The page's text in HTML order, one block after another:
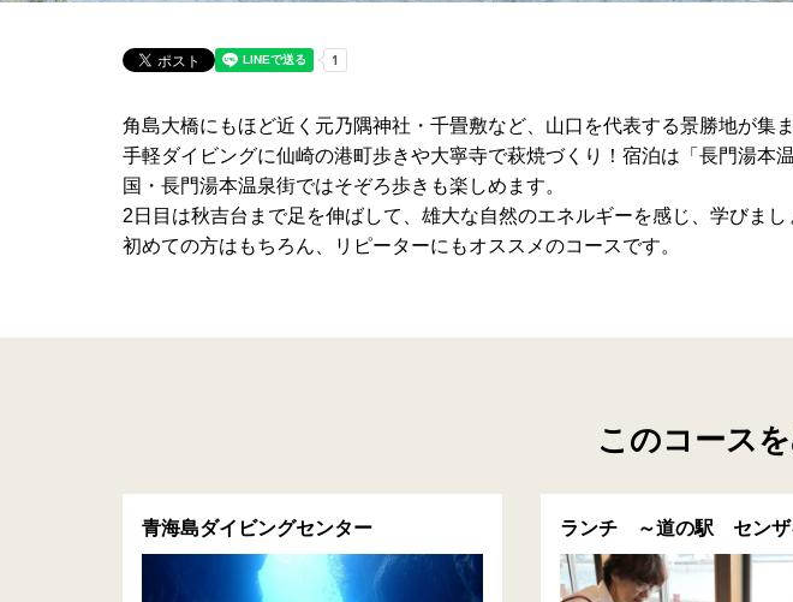
角島大橋にもほど近く元乃隅神社・千畳敷など、山口を代表する景勝地が
手軽ダイビングに仙崎の港町歩きや大寧寺で萩焼づくり！宿泊は「長門湯
国・長門湯本温泉街ではそぞろ歩きも楽しめます。
2日目は秋吉台まで足を伸ばして、雄大な自然のエネルギーを感じ、学びまし
初めての方はもちろん、リピーターにもオススメのコースです。
このコース
青海島ダイビングセンター ランチ ～道の駅 センザ